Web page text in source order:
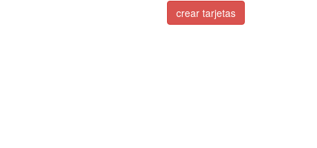
crear tarjetas